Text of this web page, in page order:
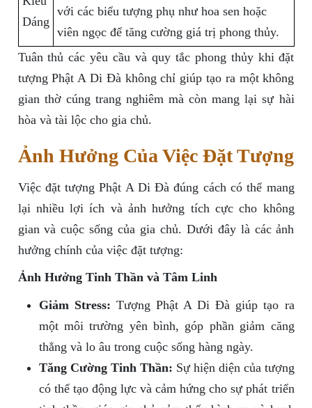
Dáng
với các biểu tượng phụ như hoa sen hoặc
viên ngọc để tăng cường giá trị phong thủy.
Tuân thủ các yêu cầu và quy tắc phong thủy khi đặt
tượng Phật A Di Đà không chỉ giúp tạo ra một không
gian thờ cúng trang nghiêm mà còn mang lại sự hài
hòa và tài lộc cho gia chủ.
Ảnh Hưởng Của Việc Đặt Tượng
Việc đặt tượng Phật A Di Đà đúng cách có thể mang
lại nhiều lợi ích và ảnh hưởng tích cực cho không
gian và cuộc sống của gia chủ. Dưới đây là các ảnh
hưởng chính của việc đặt tượng:
Ảnh Hưởng Tinh Thần và Tâm Linh
Giảm Stress: Tượng Phật A Di Đà giúp tạo ra
một môi trường yên bình, góp phần giảm căng
thẳng và lo âu trong cuộc sống hàng ngày.
Tăng Cường Tinh Thần: Sự hiện diện của tượng
có thể tạo động lực và cảm hứng cho sự phát triển